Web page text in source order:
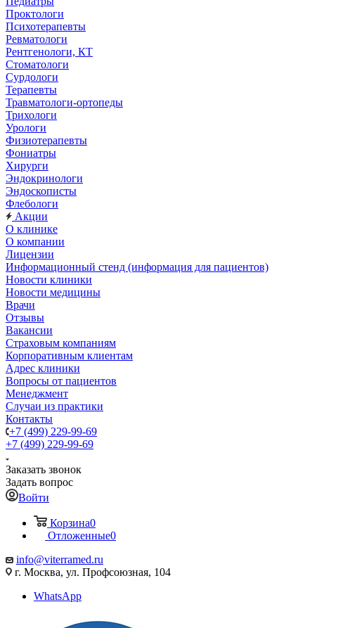
Проктологи
Психотерапевты
Ревматологи
Рентгенологи, КТ
Стоматологи
Сурдологи
Терапевты
Травматологи-ортопеды
Трихологи
Урологи
Физиотерапевты
Фониатры
Хирурги
Эндокринологи
Эндоскописты
Флебологи
Акции
О клинике
О компании
Лицензии
Информационный стенд (информация для пациентов)
Новости клиники
Новости медицины
Врачи
Отзывы
Вакансии
Страховым компаниям
Корпоративным клиентам
Адрес клиники
Вопросы от пациентов
Менеджмент
Случаи из практики
Контакты
+7 (499) 229-99-69
+7 (499) 229-99-69
Заказать звонок
Задать вопрос
Войти
Корзина0
Отложенные0
info@viterramed.ru
г. Москва, ул. Профсоюзная, 104
WhatsApp